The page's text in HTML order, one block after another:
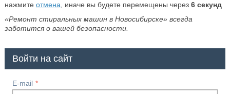
нажмите отмена , иначе вы будете перемещены через 6секунд
«Ремонт стиральных машин в Новосибирске» всегда
заботится о вашей безопасности.
Войти на сайт
E-mail